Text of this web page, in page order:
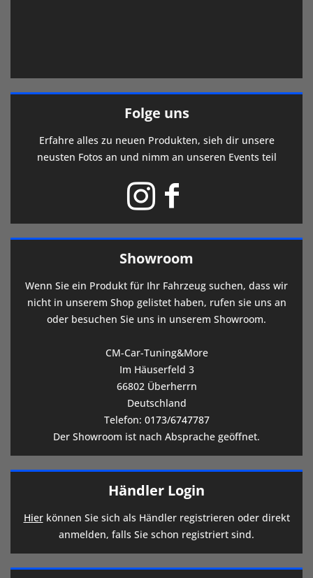
Folge uns
Erfahre alles zu neuen Produkten, sieh dir unsere
neusten Fotos an und nimm an unseren Events teil
Showroom
Wenn Sie ein Produkt für Ihr Fahrzeug suchen, dass wir
nicht in unserem Shop gelistet haben, rufen sie uns an
oder besuchen Sie uns in unserem Showroom.
CM-Car-Tuning&More
Im Häuserfeld 3
66802 Überherrn
Deutschland
Telefon: 0173/6747787
Der Showroom ist nach Absprache geöffnet.
Händler Login
Hierkönnen Sie sich als Händler registrieren oder direkt
anmelden, falls Sie schon registriert sind.